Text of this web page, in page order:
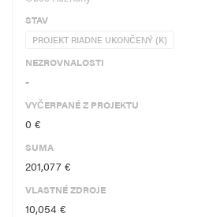
STAV
PROJEKT RIADNE UKONČENÝ (K)
NEZROVNALOSTI
-
VYČERPANÉ Z PROJEKTU
0 €
SUMA
201,077 €
VLASTNÉ ZDROJE
10,054 €